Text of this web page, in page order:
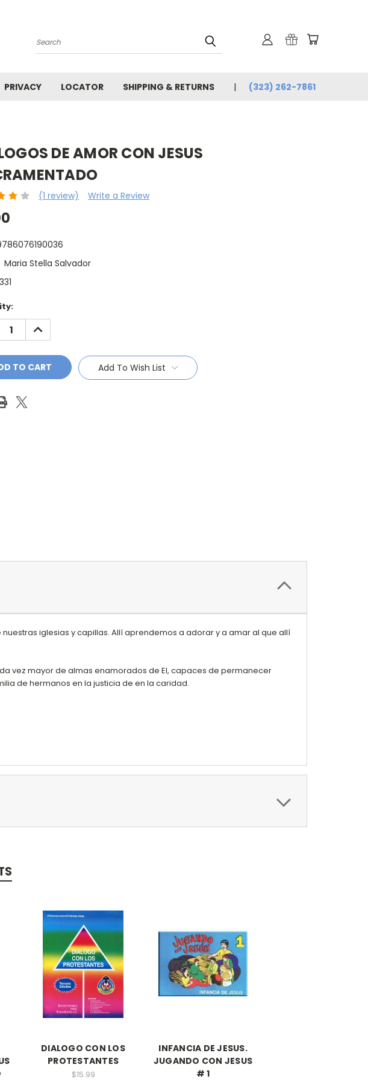
Search
PRIVACY LOCATOR SHIPPING & RETURNS (323) 262-7861
DE AMOR CON JESUS
(1 review) Write a Review
Maria Stella Salvador
331
INCREASE
QUANTITY:
Add To Wish List
iglesias y capillas. Allí aprendemos a adorar y a amar al que allí
vez mayor de almas enamorados de El, capaces de permanecer
de hermanos en la justicia de en la caridad.
DIALOGO CON LOS
PROTESTANTES
$15.99
INFANCIA DE JESUS.
JUGANDO CON JESUS
# 1